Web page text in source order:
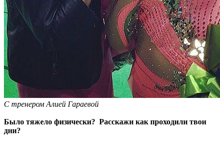
С тренером Алией Гараевой
Было тяжело физически? Расскажи как проходили твои
дни?